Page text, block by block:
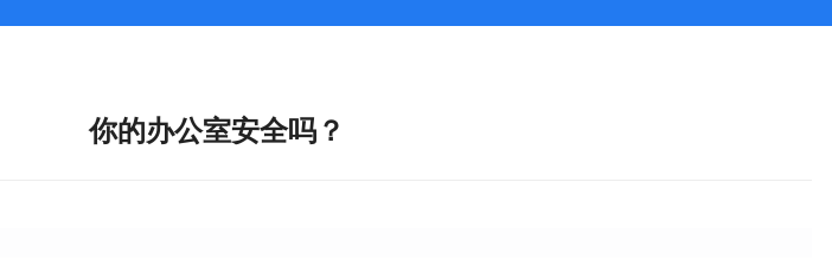
你的办公室安全吗？